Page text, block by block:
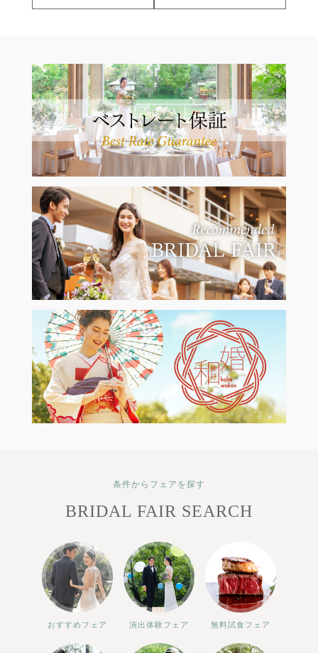
条件からフェアを探す
BRIDAL FAIR SEARCH
おすすめフェア 演出体験フェア 無料試食フェア